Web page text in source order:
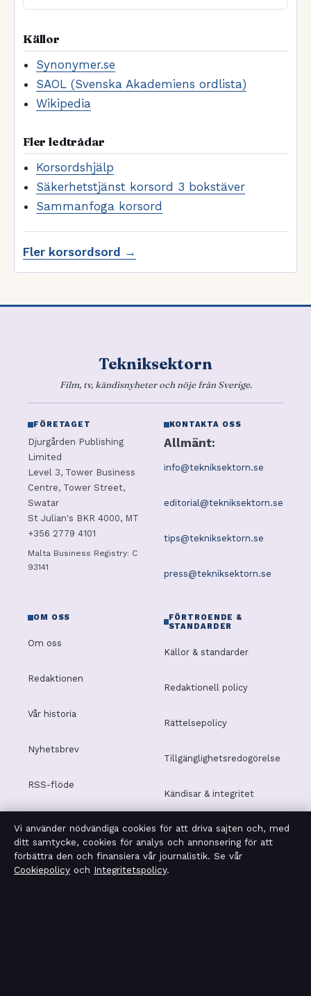
Källor
Synonymer.se
SAOL (Svenska Akademiens ordlista)
Wikipedia
Fler ledtrådar
Korsordshjälp
Säkerhetstjänst korsord 3 bokstäver
Sammanfoga korsord
Fler korsordsord →
Tekniksektorn
Film, tv, kändisnyheter och nöje från Sverige.
FÖRETAGET
Djurgården Publishing
Limited
Level 3, Tower Business
Centre, Tower Street,
Swatar
St Julian's BKR 4000, MT
+356 2779 4101
Malta Business Registry: C
93141
KONTAKTA OSS
Allmänt:
info@tekniksektorn.se
editorial@tekniksektorn.se
tips@tekniksektorn.se
press@tekniksektorn.se
OM OSS
Om oss
Redaktionen
Vår historia
Nyhetsbrev
RSS-flöde
FÖRTROENDE &
STANDARDER
Källor & standarder
Redaktionell policy
Rättelsepolicy
Tillgänglighetsredogörelse
Kändisar & integritet
Integritetspolicy
Vi använder nödvändiga cookies för att driva sajten och, med
ditt samtycke, cookies för analys och annonsering för att
förbättra den och finansiera vår journalistik. Se vår
Cookiepolicy och Integritetspolicy.